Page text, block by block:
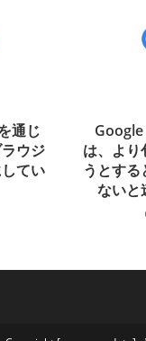
通じ
ウジ
てい
は、より
うとす
ないと